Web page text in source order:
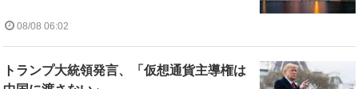
08/08 06:02
トランプ大統領発言、「仮想通貨主導権は